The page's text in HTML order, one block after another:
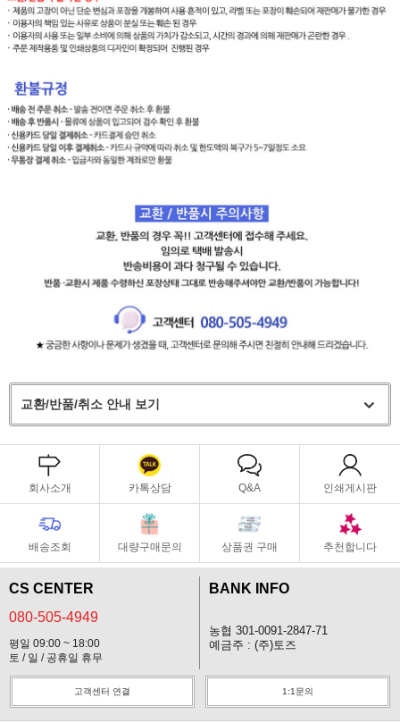
교환/반품/취소 안내 보기
회사소개 카톡상담 Q&A 인쇄게시판
배송조회 대량구매문의 상품권 구매 추천합니다
CS CENTER
080-505-4949
평일 09:00 ~ 18:00
토 / 일 / 공휴일 휴무
BANK INFO
농협 301-0091-2847-71
예금주 : (주)토즈
고객센터 연결 1:1문의